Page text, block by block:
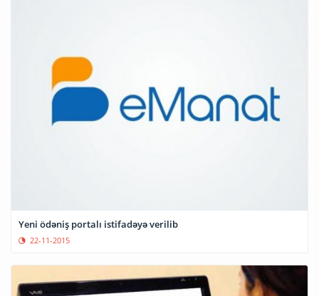
Yeni ödəniş portalı istifadəyə verilib
22-11-2015